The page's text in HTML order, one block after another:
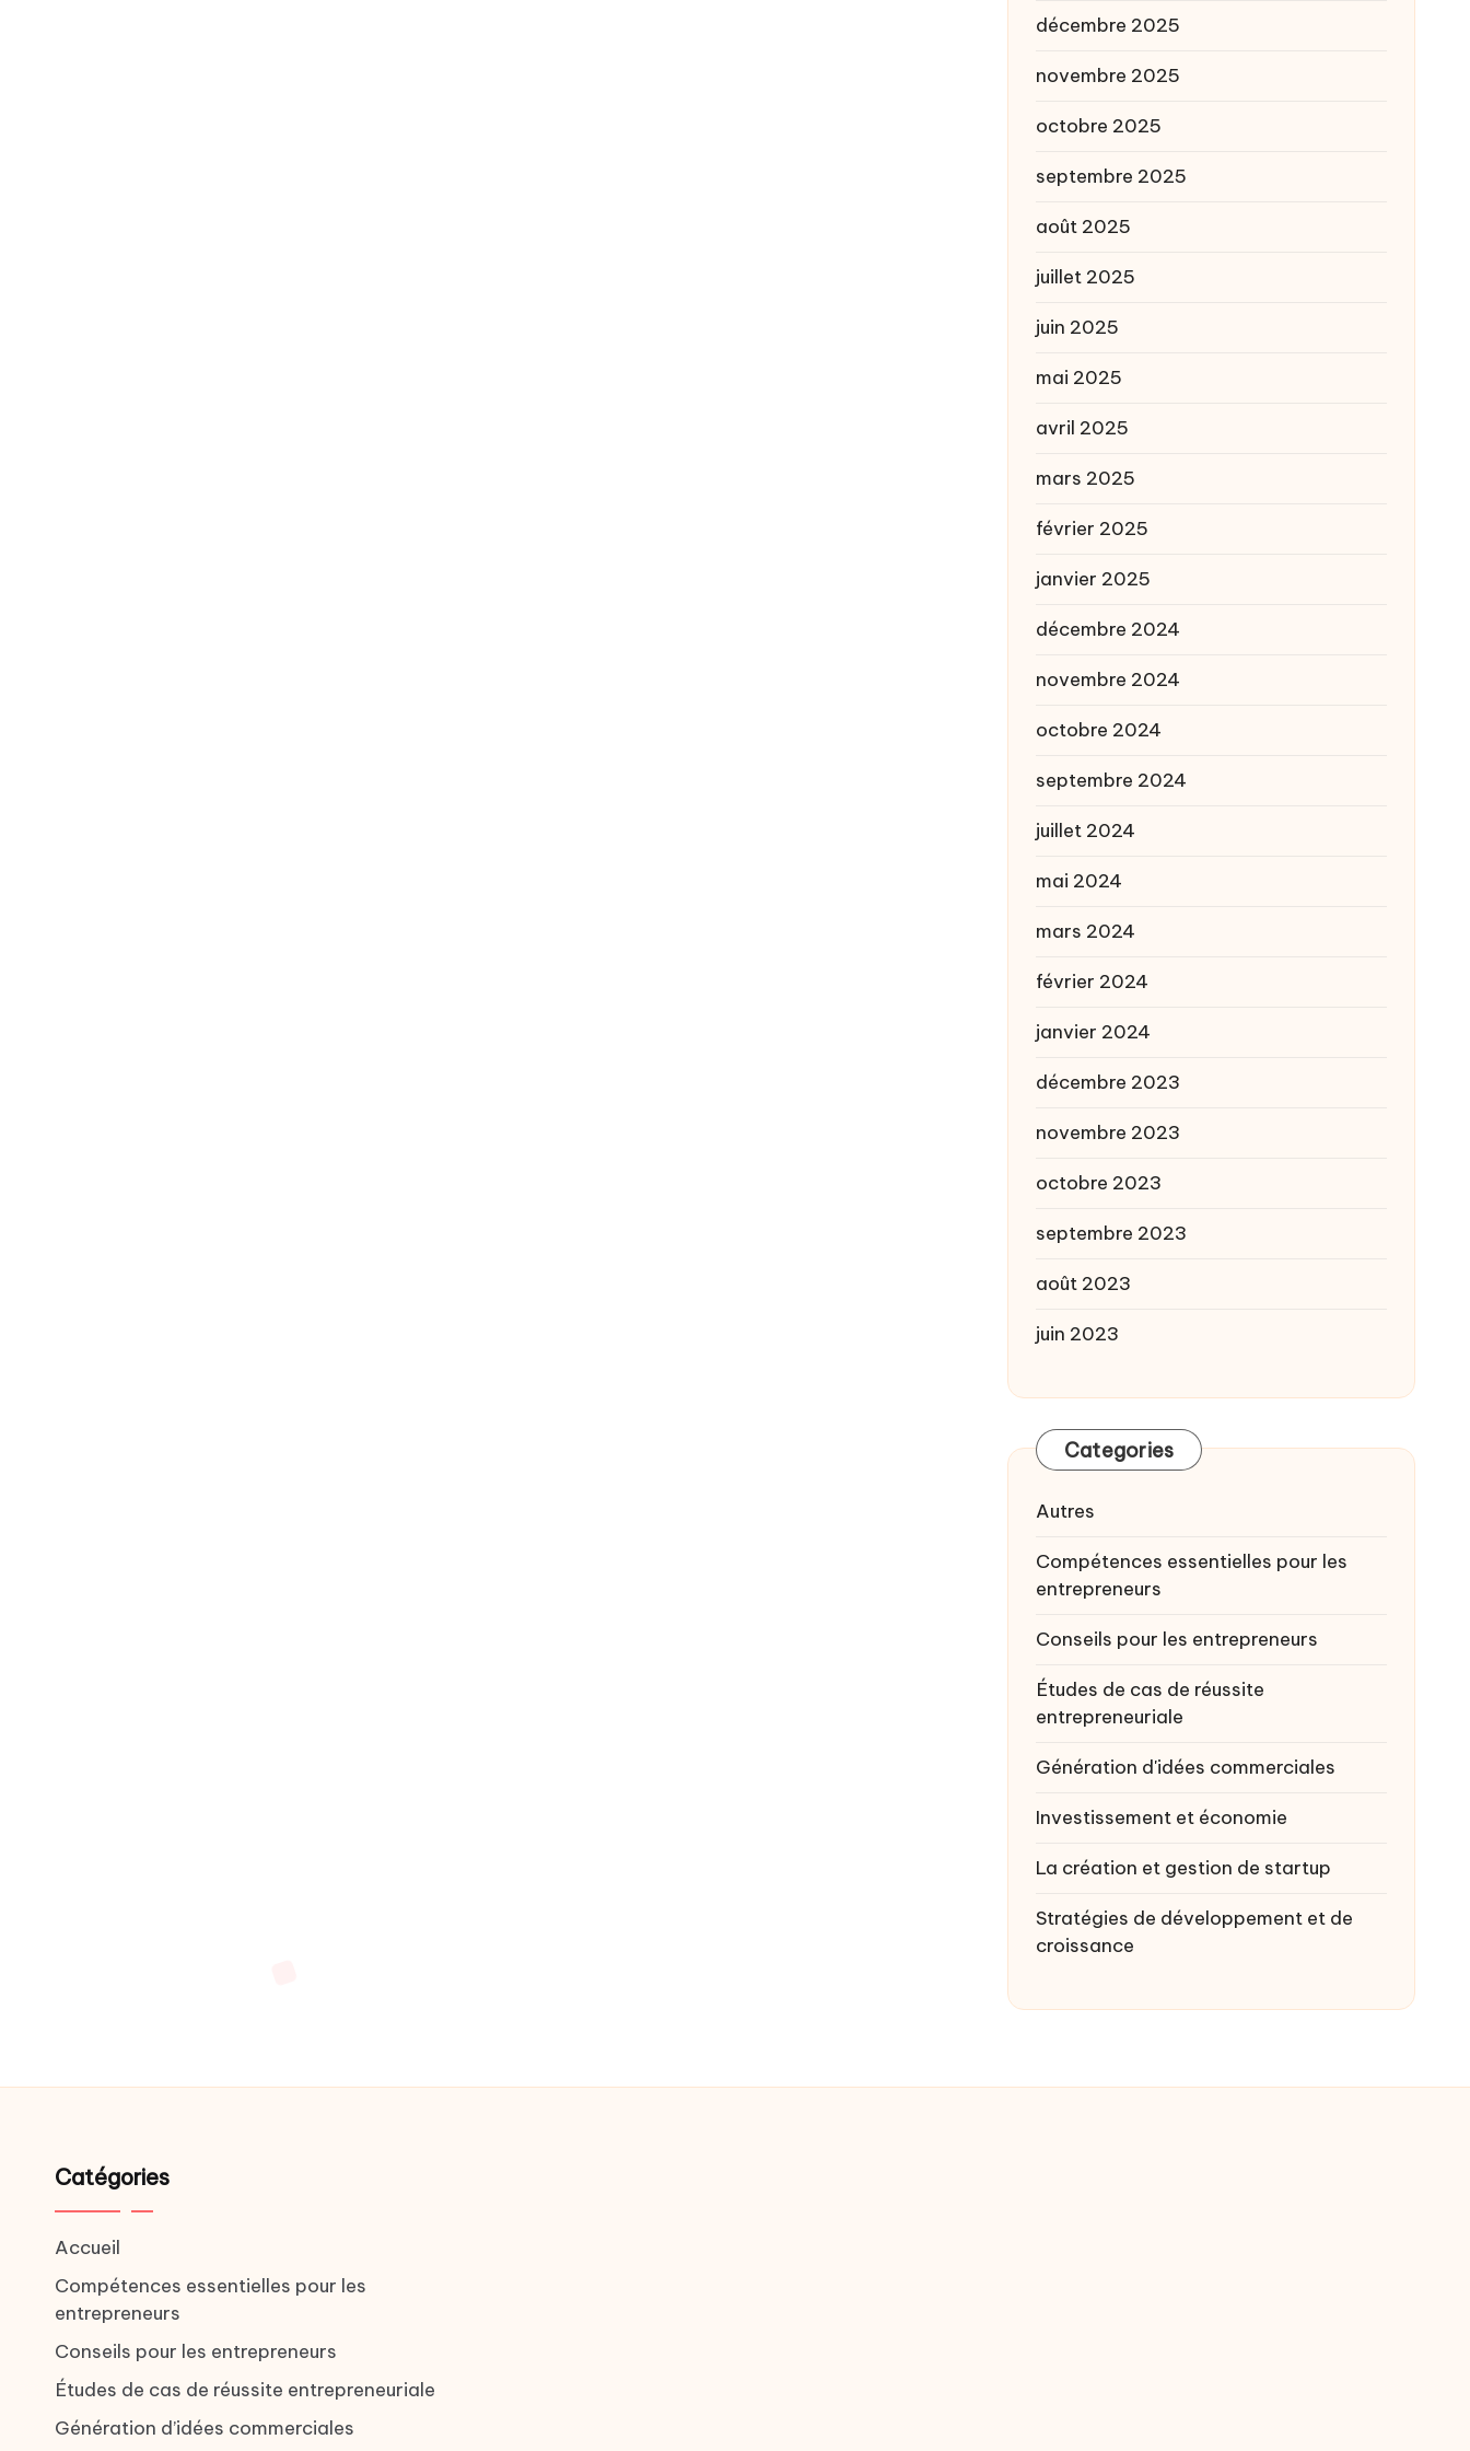
décembre 2025
novembre 2025
octobre 2025
septembre 2025
août 2025
juillet 2025
juin 2025
mai 2025
avril 2025
mars 2025
février 2025
janvier 2025
décembre 2024
novembre 2024
octobre 2024
septembre 2024
juillet 2024
mai 2024
mars 2024
février 2024
janvier 2024
décembre 2023
novembre 2023
octobre 2023
septembre 2023
août 2023
juin 2023
Categories
Autres
Compétences essentielles pour les
entrepreneurs
Conseils pour les entrepreneurs
Études de cas de réussite
entrepreneuriale
Génération d'idées commerciales
Investissement et économie
La création et gestion de startup
Stratégies de développement et de
croissance
Catégories
Accueil
Compétences essentielles pour les
entrepreneurs
Conseils pour les entrepreneurs
Études de cas de réussite entrepreneuriale
Génération d’idées commerciales